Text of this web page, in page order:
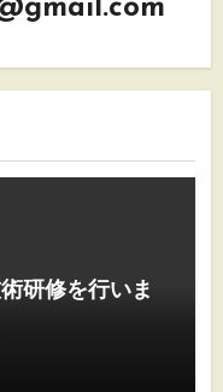
研修を行いま